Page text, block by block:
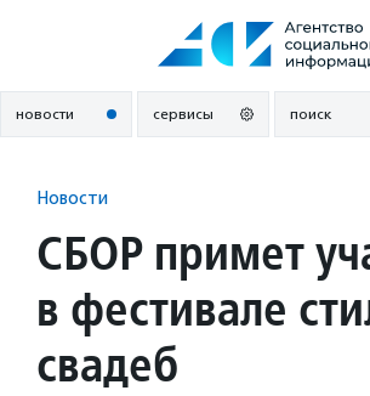
новости сервисы поиск
Новости
СБОР примет
в фестивале
свадеб